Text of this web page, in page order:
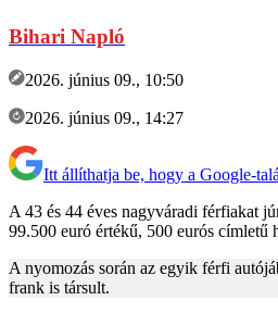
Bihari Napló
2026. június 09., 10:50
2026. június 09., 14:27
Itt állíthatja be, hogy a Google-
A 43 és 44 éves nagyváradi férfiakat
99.500 euró értékű, 500 eurós
A nyomozás során az egyik férfi
frank is társult.